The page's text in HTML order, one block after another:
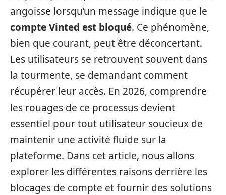
angoisse lorsqu’un message indique que le
compte Vinted est bloqué. Ce phénomène,
bien que courant, peut être déconcertant.
Les utilisateurs se retrouvent souvent dans
la tourmente, se demandant comment
récupérer leur accès. En 2026, comprendre
les rouages de ce processus devient
essentiel pour tout utilisateur soucieux de
maintenir une activité fluide sur la
plateforme. Dans cet article, nous allons
explorer les différentes raisons derrière les
blocages de compte et fournir des solutions